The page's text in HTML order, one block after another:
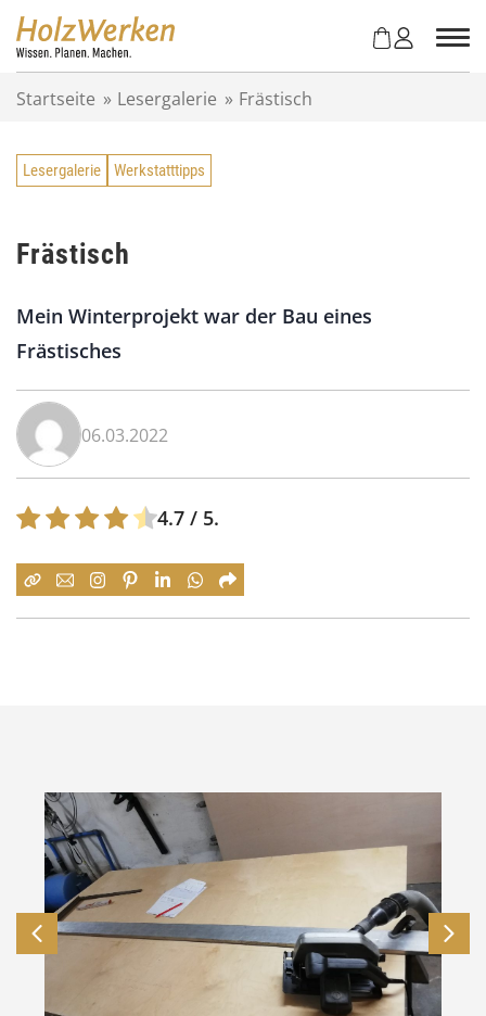
Startseite » Lesergalerie » Frästisch
Lesergalerie Werkstatttipps
Frästisch
Mein Winterprojekt war der Bau eines
Frästisches
06.03.2022
4.7 / 5.